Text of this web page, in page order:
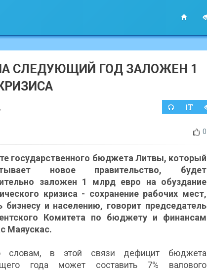
СЛЕДУЮЩИЙ ГОД ЗАЛОЖЕН 1
,
0
государственного бюджета Литвы, который
новое правительство, будет
заложен 1 млрд евро на обуздание
кризиса - сохранение рабочих мест,
и населению, говорит председатель
Комитета по бюджету и финансам
Маяускас.
словам, в этой связи дефицит бюджета
года может составить 7% валового